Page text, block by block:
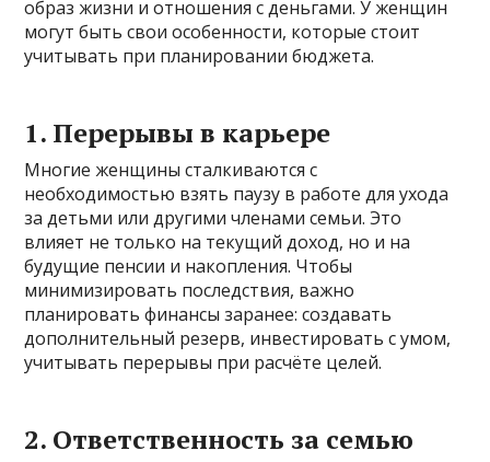
образ жизни и отношения с деньгами. У женщин
могут быть свои особенности, которые стоит
учитывать при планировании бюджета.
1. Перерывы в карьере
Многие женщины сталкиваются с
необходимостью взять паузу в работе для ухода
за детьми или другими членами семьи. Это
влияет не только на текущий доход, но и на
будущие пенсии и накопления. Чтобы
минимизировать последствия, важно
планировать финансы заранее: создавать
дополнительный резерв, инвестировать с умом,
учитывать перерывы при расчёте целей.
2. Ответственность за семью